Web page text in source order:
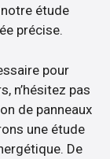
étude
précise.
pour
n’hésitez pas
de panneaux
une étude
De